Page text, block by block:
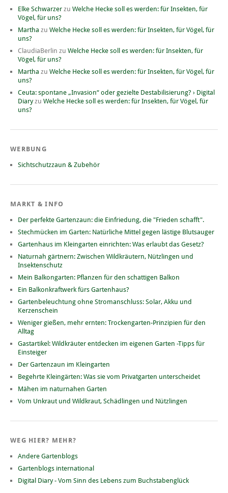
Elke Schwarzer zu Welche Hecke soll es werden: für Insekten, für
Vögel, für uns?
Martha zu Welche Hecke soll es werden: für Insekten, für Vögel, für
uns?
ClaudiaBerlin zu Welche Hecke soll es werden: für Insekten, für
Vögel, für uns?
Martha zu Welche Hecke soll es werden: für Insekten, für Vögel, für
uns?
Ceuta: spontane „Invasion“ oder gezielte Destabilisierung? › Digital
Diaryzu Welche Hecke soll es werden: für Insekten, für Vögel, für
uns?
WERBUNG
Sichtschutzzaun & Zubehör
MARKT & INFO
Der perfekte Gartenzaun: die Einfriedung, die "Frieden schafft".
Stechmücken im Garten: Natürliche Mittel gegen lästige Blutsauger
Gartenhaus im Kleingarten einrichten: Was erlaubt das Gesetz?
Naturnah gärtnern: Zwischen Wildkräutern, Nützlingen und
Insektenschutz
Mein Balkongarten: Pflanzen für den schattigen Balkon
Ein Balkonkraftwerk fürs Gartenhaus?
Gartenbeleuchtung ohne Stromanschluss: Solar, Akku und
Kerzenschein
Weniger gießen, mehr ernten: Trockengarten-Prinzipien für den
Alltag
Gastartikel: Wildkräuter entdecken im eigenen Garten -Tipps für
Einsteiger
Der Gartenzaun im Kleingarten
Begehrte Kleingärten: Was sie vom Privatgarten unterscheidet
Mähen im naturnahen Garten
Vom Unkraut und Wildkraut, Schädlingen und Nützlingen
WEG HIER? MEHR?
Andere Gartenblogs
Gartenblogs international
Digital Diary - Vom Sinn des Lebens zum Buchstabenglück